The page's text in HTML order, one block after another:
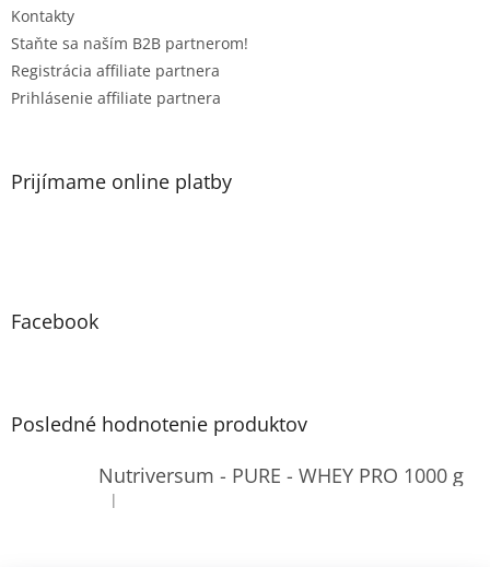
Kontakty
Staňte sa naším B2B partnerom!
Registrácia affiliate partnera
Prihlásenie affiliate partnera
Prijímame online platby
Facebook
Posledné hodnotenie produktov
Nutriversum - PURE - WHEY PRO 1000 g
Hodnotenie produktu je 4 z 5 hviezdičiek.
|